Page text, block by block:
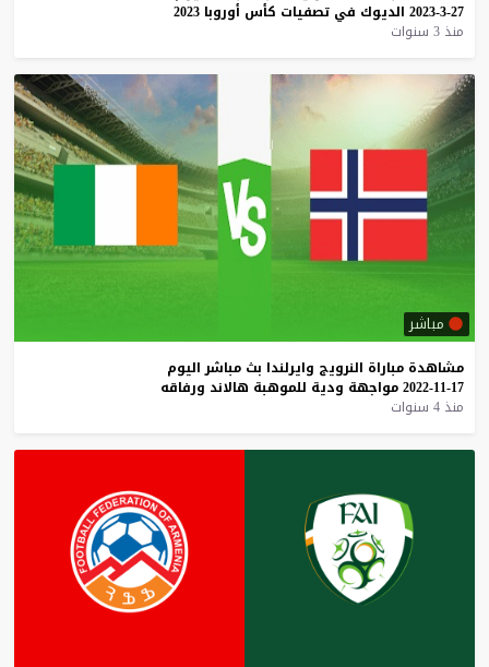
27-3-2023
الديوك في تصفيات كأس أوروبا 2023
منذ 3 سنوات
مباشر
مشاهدة مباراة النرويج وايرلندا بث مباشر اليوم
17-11-2022
مواجهة ودية للموهبة هالاند ورفاقه
منذ 4 سنوات